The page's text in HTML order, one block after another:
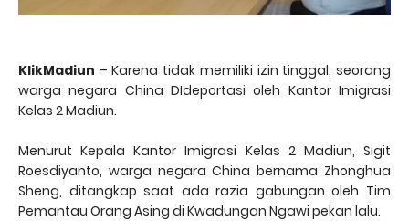
KlikMadiun – Karena tidak memiliki izin tinggal, seorang
warga negara China DIdeportasi oleh Kantor Imigrasi
Kelas 2 Madiun.
Menurut Kepala Kantor Imigrasi Kelas 2 Madiun, Sigit
Roesdiyanto, warga negara China bernama Zhonghua
Sheng, ditangkap saat ada razia gabungan oleh Tim
Pemantau Orang Asing di Kwadungan Ngawi pekan lalu.